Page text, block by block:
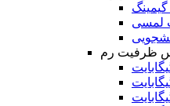
لمسی
ظرفیت رم